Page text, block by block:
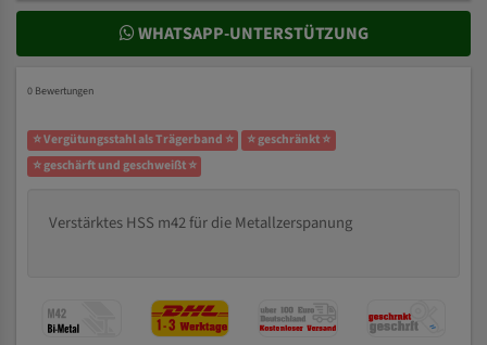
WHATSAPP-UNTERSTÜTZUNG
0 Bewertungen
⭐ Vergütungsstahl als Trägerband ⭐
⭐ geschränkt ⭐
⭐ geschärft und geschweißt ⭐
Verstärktes HSS m42 für die Metallzerspanung